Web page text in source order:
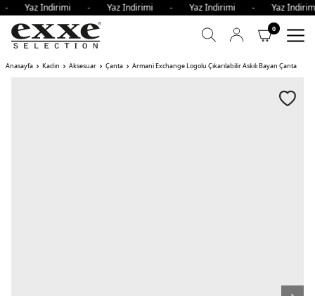
- Yaz İndirimi - Yaz İndirimi - Yaz İndirimi - Yaz
0
Anasayfa Kadın Aksesuar Çanta Armani Exchange Logolu Çıkarılabilir Askılı Bayan Çanta